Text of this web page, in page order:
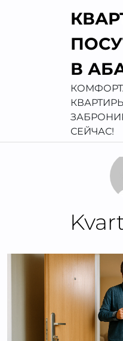
В
СЕЙЧАС!